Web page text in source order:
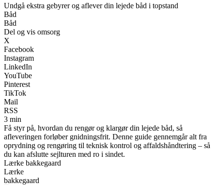
Undgå ekstra gebyrer og aflever din lejede båd i topstand
Båd
Båd
Del og vis omsorg
X
Facebook
Instagram
LinkedIn
YouTube
Pinterest
TikTok
Mail
RSS
3 min
Få styr på, hvordan du rengør og klargør din lejede båd, så
afleveringen forløber gnidningsfrit. Denne guide gennemgår alt fra
oprydning og rengøring til teknisk kontrol og affaldshåndtering – så
du kan afslutte sejlturen med ro i sindet.
Lærke bakkegaard
Lærke
bakkegaard